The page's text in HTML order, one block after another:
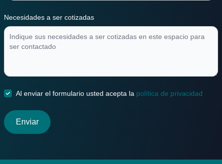
Necesidades a ser cotizadas
Al enviar el formulario usted acepta la política de privacidad
Enviar